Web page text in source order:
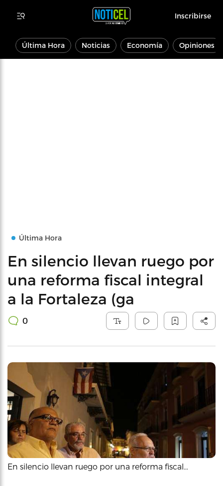
Inscribirse
Última Hora Noticias Economía Opiniones
Última Hora
En silencio llevan ruego por
una reforma fiscal integral
a la Fortaleza (ga
0
En silencio llevan ruego por una reforma fiscal…